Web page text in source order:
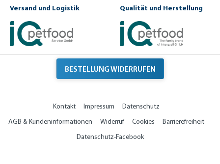
Versand und Logistik Qualität und Herstellung
BESTELLUNG WIDERRUFEN
Kontakt Impressum
Datenschutz
AGB & Kundeninformationen
Widerruf Cookies
Barrierefreiheit
Datenschutz-Facebook